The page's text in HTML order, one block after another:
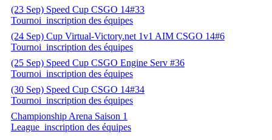
(23 Sep) Speed Cup CSGO 14#33
Tournoi inscription des équipes
(24 Sep) Cup Virtual-Victory.net 1v1 AIM CSGO 14#6
Tournoi inscription des équipes
(25 Sep) Speed Cup CSGO Engine Serv #36
Tournoi inscription des équipes
(30 Sep) Speed Cup CSGO 14#34
Tournoi inscription des équipes
Championship Arena Saison 1
League inscription des équipes